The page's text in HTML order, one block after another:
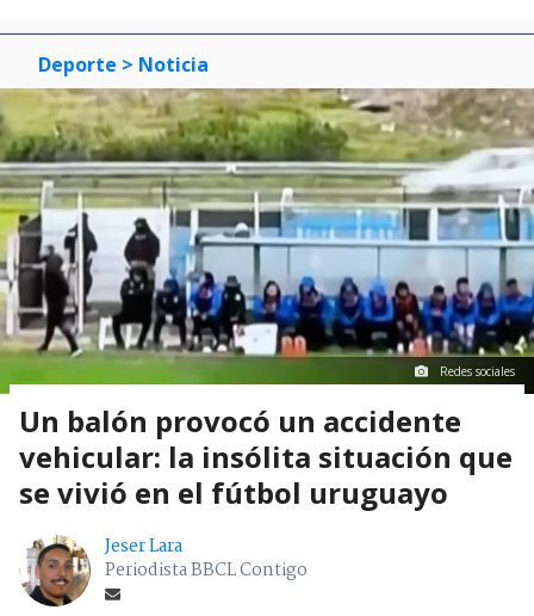
Deporte > Noticia
Redes sociales
Un balón provocó un accidente
vehicular: la insólita situación que
se vivió en el fútbol uruguayo
Jeser Lara
Periodista BBCL Contigo